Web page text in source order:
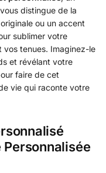
distingue de la
ou un accent
sublimer votre
vos tenues. Imaginez-le
et révélant votre
faire de cet
vie qui raconte votre
Personnalisée